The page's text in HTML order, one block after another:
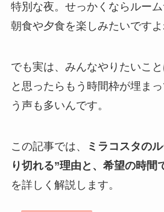
特別な夜。せっかくならルー
朝食や夕食を楽しみたいですよ
でも実は、みんなやりたいこ
と思ったらもう時間枠が埋ま
う声も多いんです。
この記事では、
ミラコスタの
り切れる”理由と、希望の時間
を詳しく解説します。